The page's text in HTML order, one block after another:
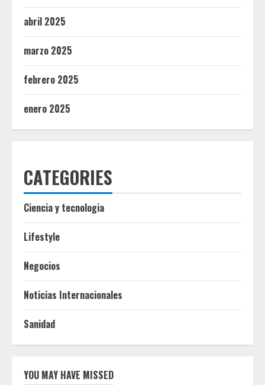
abril 2025
marzo 2025
febrero 2025
enero 2025
CATEGORIES
Ciencia y tecnologia
Lifestyle
Negocios
Noticias Internacionales
Sanidad
YOU MAY HAVE MISSED